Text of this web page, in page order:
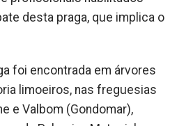
desta praga, que implica o
foi encontrada em árvores
limoeiros, nas freguesias
e Valbom (Gondomar),